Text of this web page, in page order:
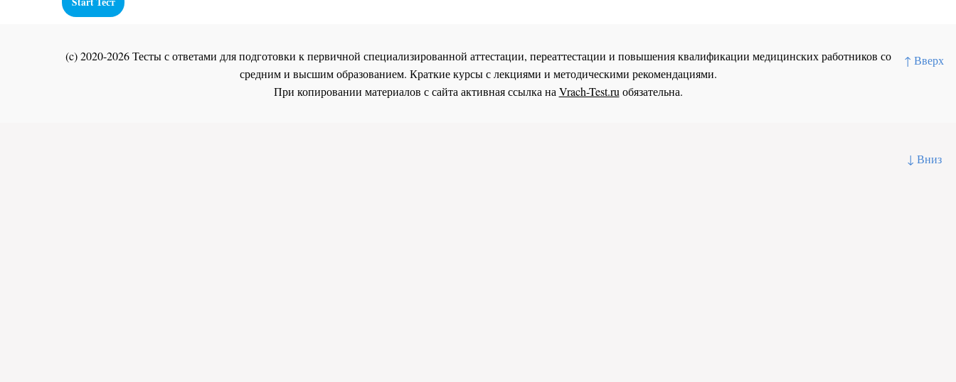
↑ Вверх
↓ Вниз
(c) 2020-2026 Тесты с ответами для подготовки к первичной специализированной аттестации, переаттестации и повышения квалификации медицинских работников со
средним и высшим образованием. Краткие курсы с лекциями и методическими рекомендациями.
При копировании материалов с сайта активная ссылка на Vrach-Test.ru обязательна.